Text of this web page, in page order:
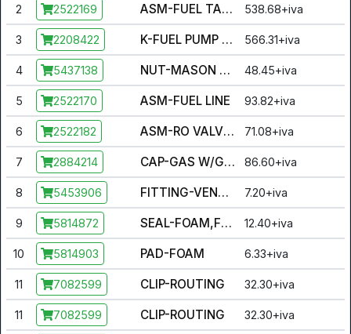
2 2522169 ASM-FUEL TANK W/PUMP [INCL. 2-4] 538.68+iva
3 2208422 K-FUEL PUMP [INCL. GASKET AND NUT] 566.31+iva
4 5437138 NUT-MASON JAR 48.45+iva
5 2522170 ASM-FUEL LINE 93.82+iva
6 2522182 ASM-RO VALVE TO FRAME 71.08+iva
7 2884214 CAP-GAS W/GAUGE,241MM 86.60+iva
8 5453906 FITTING-VENT LINE,RND,90,1/4" 7.20+iva
9 5814872 SEAL-FOAM,FUEL FILL NECK 12.40+iva
10 5814903 PAD-FOAM 6.33+iva
11 7082599 CLIP-ROUTING 32.30+iva
11 7082599 CLIP-ROUTING 32.30+iva